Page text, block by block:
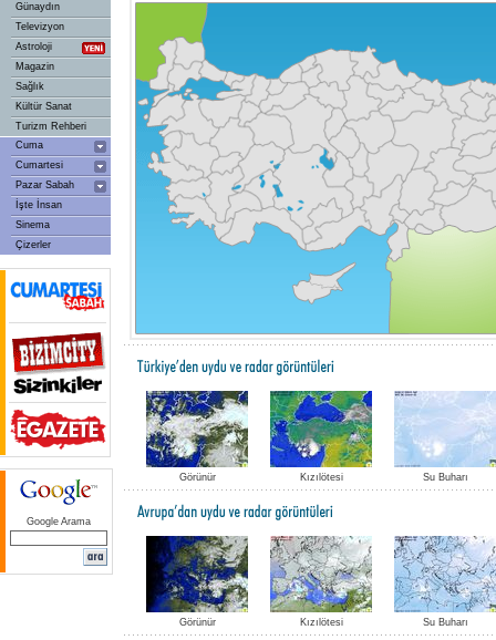
Günaydın
Televizyon
Astroloji
Magazin
Sağlık
Kültür Sanat
Turizm Rehberi
Cuma
Cumartesi
Pazar Sabah
İşte İnsan
Sinema
Çizerler
Google Arama
Görünür Kızılötesi Su Buharı
Görünür Kızılötesi Su Buharı